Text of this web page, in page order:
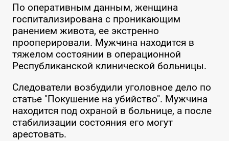
По оперативным данным, женщина
госпитализирована с проникающим
ранением живота, ее экстренно
прооперировали. Мужчина находится в
тяжелом состоянии в операционной
Республиканской клинической больницы.
Следователи возбудили уголовное дело по
статье "Покушение на убийство". Мужчина
находится под охраной в больнице, а после
стабилизации состояния его могут
арестовать.